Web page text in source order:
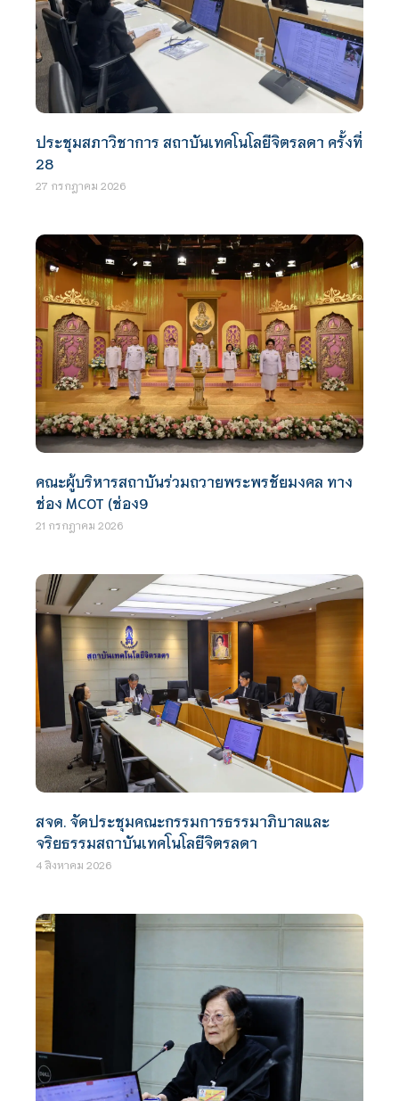
ประชุมสภาวิชาการ สถาบันเทคโนโลยีจิตรลดา ครั้งที่
28
27 กรกฎาคม 2026
คณะผู้บริหารสถาบันร่วมถวายพระพรชัยมงคล ทาง
ช่อง MCOT (ช่อง9
21 กรกฎาคม 2026
สจด. จัดประชุมคณะกรรมการธรรมาภิบาลและ
จริยธรรมสถาบันเทคโนโลยีจิตรลดา
4 สิงหาคม 2026